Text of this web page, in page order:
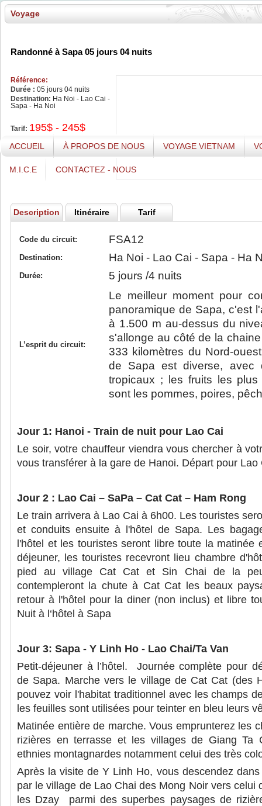
ACCUEIL À PROPOS DE NOUS VOYAGE VIETNAM
M.I.C.E CONTACTEZ - NOUS
Voyage
Randonné à Sapa 05 jours 04 nuits
Référence:
Durée : 05 jours 04 nuits
Destination: Ha Noi - Lao Cai -
Sapa - Ha Noi
Tarif: 195$ - 245$
Reservez
Description Itinéraire Tarif
Code du circuit: FSA12
Destination: Ha Noi - Lao Cai - Sapa - Ha
Durée: 5 jours /4 nuits
L’esprit du circuit:
Le meilleur moment pour
panoramique de Sapa, c'est
à 1.500 m au-dessus du
s'allonge au côté de la
333 kilomètres du Nord-
de Sapa est diverse, avec
tropicaux ; les fruits les
sont les pommes, poires,
Jour 1: Hanoi - Train de nuit pour Lao Cai
Le soir, votre chauffeur viendra vous chercher à
vous transférer à la gare de Hanoi. Départ pour Lao
Jour 2 : Lao Cai – SaPa – Cat Cat – Ham Rong
Le train arrivera à Lao Cai à 6h00. Les touristes
et conduits ensuite à l'hôtel de Sapa. Les
l'hôtel et les touristes seront libre toute la matinée
déjeuner, les touristes recevront lieu chambre
pied au village Cat Cat et Sin Chai de la
contempleront la chute à Cat Cat les beaux
retour à l'hôtel pour la diner (non inclus) et libre
Nuit à l‘hôtel à Sapa
Jour 3: Sapa - Y Linh Ho - Lao Chai/Ta Van
Petit-déjeuner à l’hôtel. Journée complète pour
de Sapa. Marche vers le village de Cat Cat (des
pouvez voir l'habitat traditionnel avec les champs
les feuilles sont utilisées pour teinter en bleu leurs
Matinée entière de marche. Vous emprunterez les
rizières en terrasse et les villages de Giang Ta
ethnies montagnardes notamment celui des très
Après la visite de Y Linh Ho, vous descendez
par le village de Lao Chai des Mong Noir vers celui
les Dzay parmi des superbes paysages de